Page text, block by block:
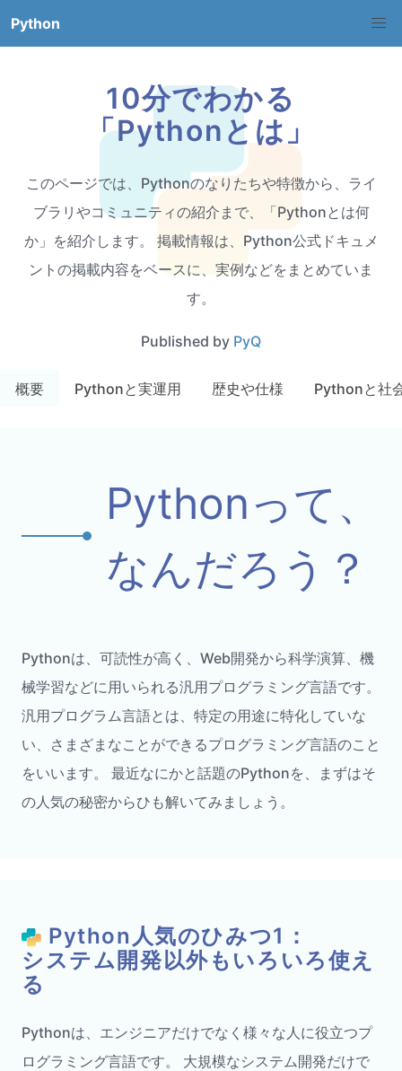
Python
10分でわかる
「Pythonとは」
このページでは、Pythonのなりたちや特徴から、ライ
ブラリやコミュニティの紹介まで、「Pythonとは何
か」を紹介します。 掲載情報は、Python公式ドキュメ
ントの掲載内容をベースに、実例などをまとめていま
す。
Published by PyQ
概要 Pythonと実運用 歴史や仕様 Pythonと社
Pythonって、
なんだろう？
Pythonは、可読性が高く、Web開発から科学演算、機
械学習などに用いられる汎用プログラミング言語です。
汎用プログラム言語とは、特定の用途に特化していな
い、さまざまなことができるプログラミング言語のこと
をいいます。 最近なにかと話題のPythonを、まずはそ
の人気の秘密からひも解いてみましょう。
Python人気のひみつ1：
システム開発以外もいろいろ使え
る
Pythonは、エンジニアだけでなく様々な人に役立つプ
ログラミング言語です。 大規模なシステム開発だけで